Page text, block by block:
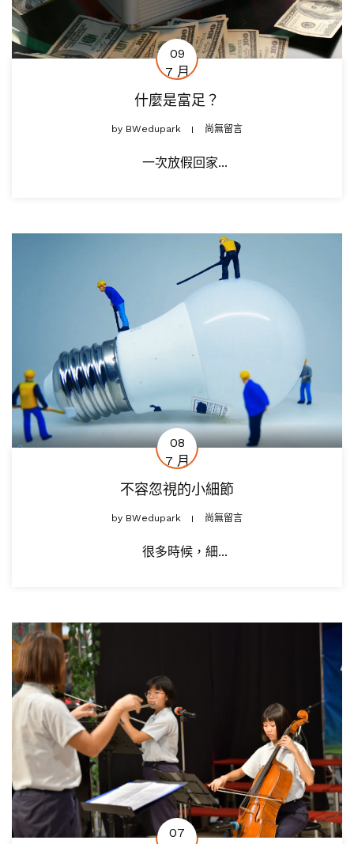
09
7 月
什麼是富足？
by BWedupark 尚無留言
一次放假回家...
08
7 月
不容忽視的小細節
by BWedupark 尚無留言
很多時候，細...
07